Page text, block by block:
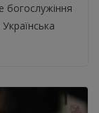
богослужіння